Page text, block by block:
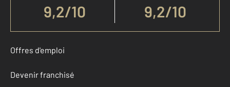
9,2/10 9,2/10
Offres d'emploi
Devenir franchisé